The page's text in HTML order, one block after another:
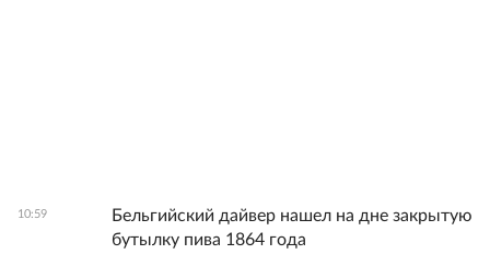
10:59
Бельгийский дайвер нашел на дне закрытую
бутылку пива 1864 года